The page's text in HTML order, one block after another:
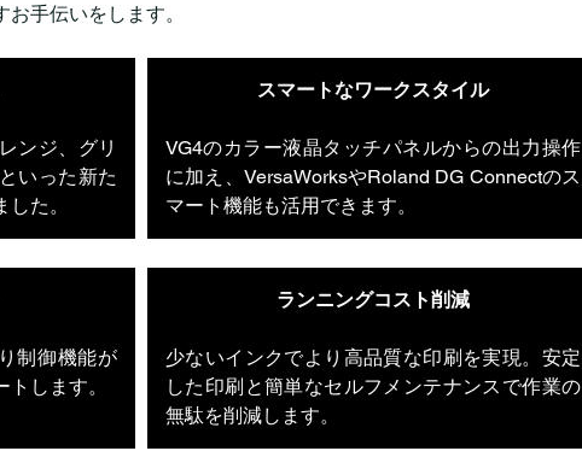
手伝いをします。
ンジ、グリ
いった新た
た。
スマートなワークスタイル
VG4のカラー液晶タッチパネルからの出力操作
に加え、VersaWorksやRoland DG Connectのス
マート機能も活用できます。
制御機能が
します。
ランニングコスト削減
少ないインクでより高品質な印刷を実現。安定
した印刷と簡単なセルフメンテナンスで作業の
無駄を削減します。